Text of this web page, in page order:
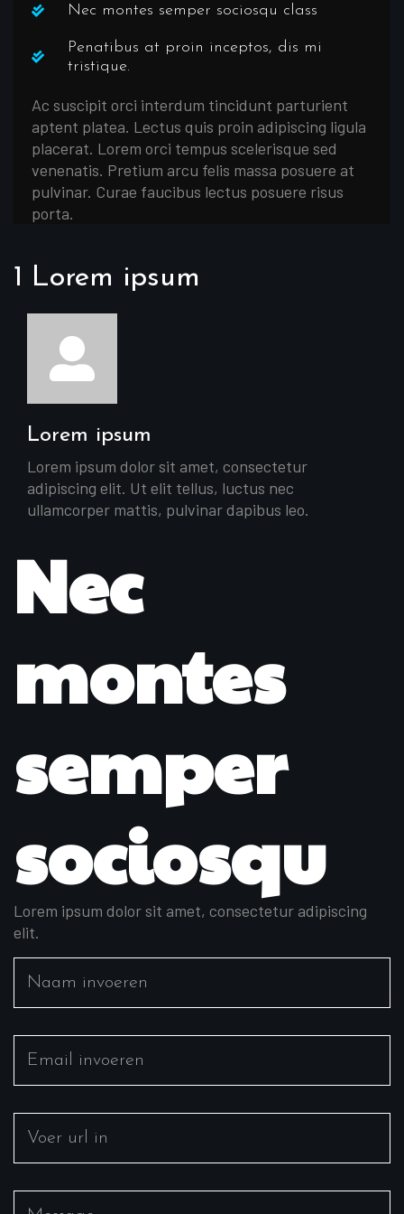
Nec montes semper sociosqu class
Penatibus at proin inceptos, dis mi
tristique.
Ac suscipit orci interdum tincidunt parturient
aptent platea. Lectus quis proin adipiscing ligula
placerat. Lorem orci tempus scelerisque sed
venenatis. Pretium arcu felis massa posuere at
pulvinar. Curae faucibus lectus posuere risus
porta.
1 Lorem ipsum
Lorem ipsum
Lorem ipsum dolor sit amet, consectetur
adipiscing elit. Ut elit tellus, luctus nec
ullamcorper mattis, pulvinar dapibus leo.
Nec
montes
semper
sociosqu
Lorem ipsum dolor sit amet, consectetur adipiscing
elit.